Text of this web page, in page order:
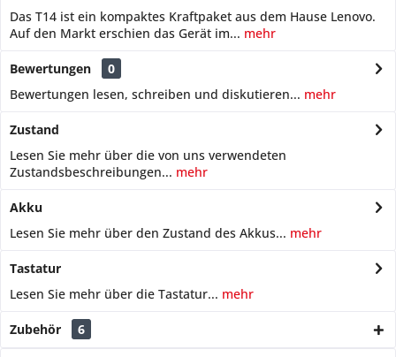
Das T14 ist ein kompaktes Kraftpaket aus dem Hause Lenovo.
Auf den Markt erschien das Gerät im... mehr
Bewertungen
0
Bewertungen lesen, schreiben und diskutieren... mehr
Zustand
Lesen Sie mehr über die von uns verwendeten
Zustandsbeschreibungen... mehr
Akku
Lesen Sie mehr über den Zustand des Akkus... mehr
Tastatur
Lesen Sie mehr über die Tastatur... mehr
Zubehör 6